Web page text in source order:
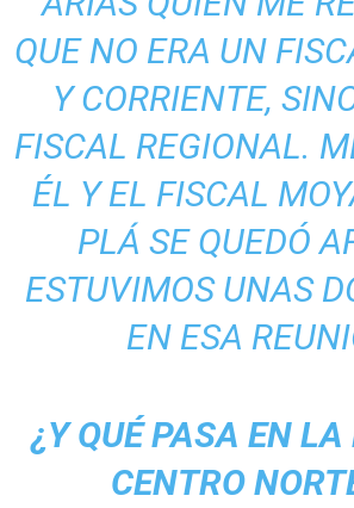
QUE NO ERA UN
Y CORRIENTE,
FISCAL REGIONAL.
ÉL Y EL FISCAL
PLÁ SE QUEDÓ
ESTUVIMOS UNAS
EN ESA
¿Y QUÉ PASA EN
CENTRO